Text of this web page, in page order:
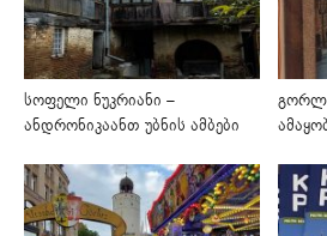
სოფელი ნუკრიანი –
ანდრონიკაანთ უბნის ამბები